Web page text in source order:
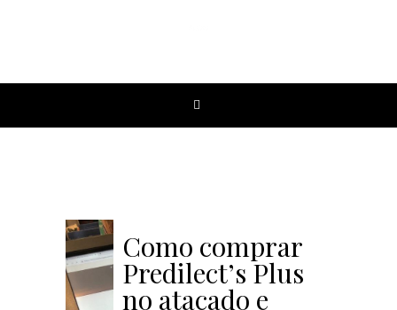
Como comprar
Predilect’s Plus
no atacado e